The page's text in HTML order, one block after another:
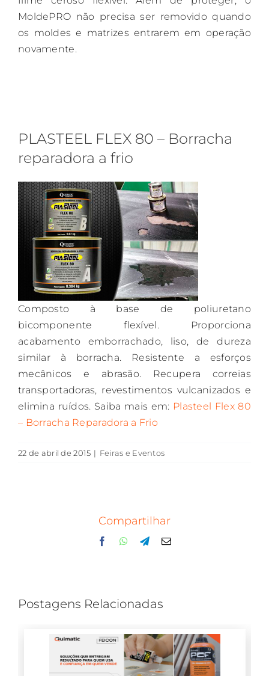
MoldePRO não precisa ser removido quando
os moldes e matrizes entrarem em operação
novamente.
PLASTEEL FLEX 80 – Borracha
reparadora a frio
Composto à base de poliuretano
bicomponente flexível. Proporciona
acabamento emborrachado, liso, de dureza
similar à borracha. Resistente a esforços
mecânicos e abrasão. Recupera correias
transportadoras, revestimentos vulcanizados e
elimina ruídos. Saiba mais em: Plasteel Flex 80
– Borracha Reparadora a Frio
22 de abril de 2015 | Feiras e Eventos
Compartilhar
FacebookWhatsApp
Telegram
E-
Postagens Relacionadas